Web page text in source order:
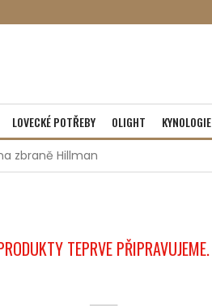
LOVECKÉ POTŘEBY OLIGHT KYNOLOGIE
zbraně Hillman
TEPRVE PŘIPRAVUJEME.